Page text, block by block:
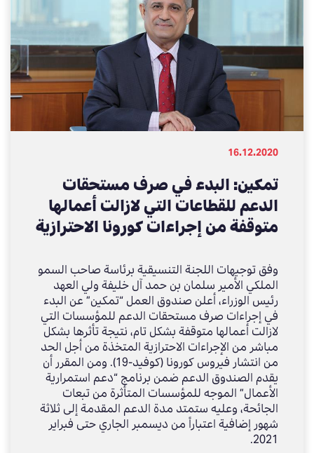
16.12.2020
تمكين: البدء في صرف مستحقات
الدعم للقطاعات التي لازالت أعمالها
متوقفة من إجراءات كورونا الاحترازية
وفق توجيهات اللجنة التنسيقية برئاسة صاحب السمو
الملكي الأمير سلمان بن حمد آل خليفة ولي العهد
رئيس الوزراء، أعلن صندوق العمل “تمكين” عن البدء
في إجراءات صرف مستحقات الدعم للمؤسسات التي
لازالت أعمالها متوقفة بشكل تام، نتيجة تأثرها بشكل
مباشر من الإجراءات الاحترازية المتخذة من أجل الحد
من انتشار فيروس كورونا (كوفيد-19). ومن المقرر أن
يقدم الصندوق الدعم ضمن برنامج “دعم استمرارية
الأعمال” الموجه للمؤسسات المتأثرة من تبعات
الجائحة، وعليه ستمتد مدة الدعم المقدمة إلى ثلاثة
شهور إضافية اعتباراً من ديسمبر الجاري حتى فبراير
2021.